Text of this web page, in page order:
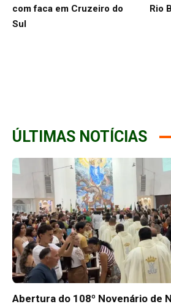
com faca em Cruzeiro do
Sul
Rio
ÚLTIMAS NOTÍCIAS
Abertura do 108º Novenário de